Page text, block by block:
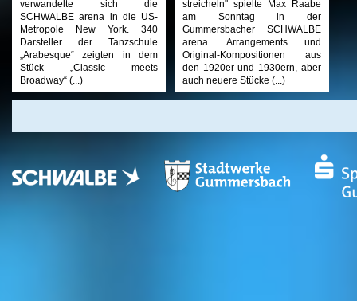
verwandelte sich die
SCHWALBE arena in die US-
Metropole New York. 340
Darsteller der Tanzschule
„Arabesque“ zeigten in dem
Stück „Classic meets
Broadway“ (...)
streicheln" spielte Max Raabe
am Sonntag in der
Gummersbacher SCHWALBE
arena. Arrangements und
Original-Kompositionen aus
den 1920er und 1930ern, aber
auch neuere Stücke (...)